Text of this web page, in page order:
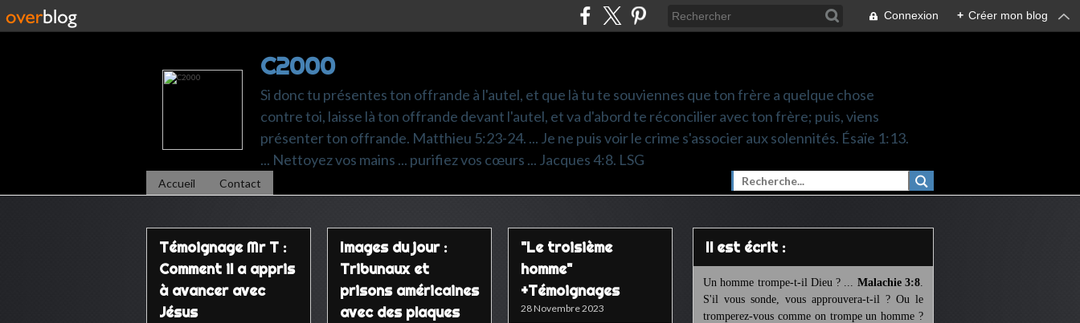
Connexion + Créer mon blog
C2000
Si donc tu présentes ton offrande à l'autel, et que là tu te souviennes que ton frère a quelque chose
contre toi, laisse là ton offrande devant l'autel, et va d'abord te réconcilier avec ton frère; puis, viens
présenter ton offrande. Matthieu 5:23-24. ... Je ne puis voir le crime s'associer aux solennités. Ésaïe 1:13.
... Nettoyez vos mains ... purifiez vos cœurs ... Jacques 4:8. LSG
Accueil Contact
Témoignage Mr T :
Comment il a appris
à avancer avec
Jésus
Images du jour :
Tribunaux et
prisons américaines
avec des plaques
"Le troisième
homme"
+Témoignages
28 Novembre 2023
Il est écrit :
Un homme trompe-t-il Dieu ? ... Malachie 3:8.
S'il vous sonde, vous approuvera-t-il ? Ou le
tromperez-vous comme on trompe un homme ?